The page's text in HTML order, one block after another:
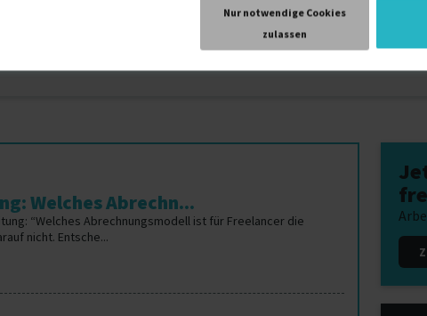
Nur notwendige Cookies
zulassen
Wireshark Projekte für Freiberufler
Welches Abrechn...
“Welches Abrechnungsmodell ist für Freelancer die
nicht. Entsche...